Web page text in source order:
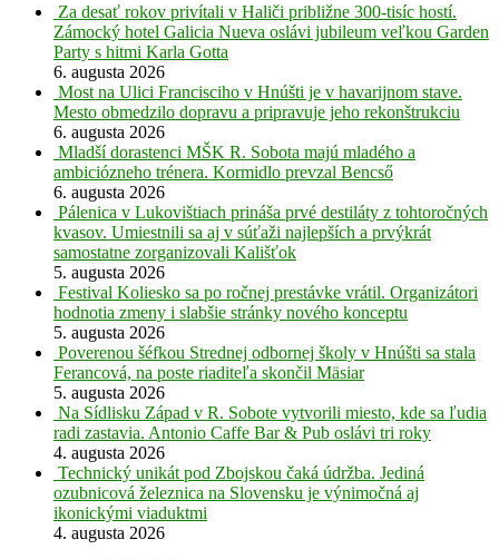
Za desať rokov privítali v Haliči približne 300-tisíc hostí.
Zámocký hotel Galicia Nueva oslávi jubileum veľkou Garden
Party s hitmi Karla Gotta
6. augusta 2026
Most na Ulici Francisciho v Hnúšti je v havarijnom stave.
Mesto obmedzilo dopravu a pripravuje jeho rekonštrukciu
6. augusta 2026
Mladší dorastenci MŠK R. Sobota majú mladého a
ambiciózneho trénera. Kormidlo prevzal Bencső
6. augusta 2026
Pálenica v Lukovištiach prináša prvé destiláty z tohtoročných
kvasov. Umiestnili sa aj v súťaži najlepších a prvýkrát
samostatne zorganizovali Kališťok
5. augusta 2026
Festival Koliesko sa po ročnej prestávke vrátil. Organizátori
hodnotia zmeny i slabšie stránky nového konceptu
5. augusta 2026
Poverenou šéfkou Strednej odbornej školy v Hnúšti sa stala
Ferancová, na poste riaditeľa skončil Mäsiar
5. augusta 2026
Na Sídlisku Západ v R. Sobote vytvorili miesto, kde sa ľudia
radi zastavia. Antonio Caffe Bar & Pub oslávi tri roky
4. augusta 2026
Technický unikát pod Zbojskou čaká údržba. Jediná
ozubnicová železnica na Slovensku je výnimočná aj
ikonickými viaduktmi
4. augusta 2026